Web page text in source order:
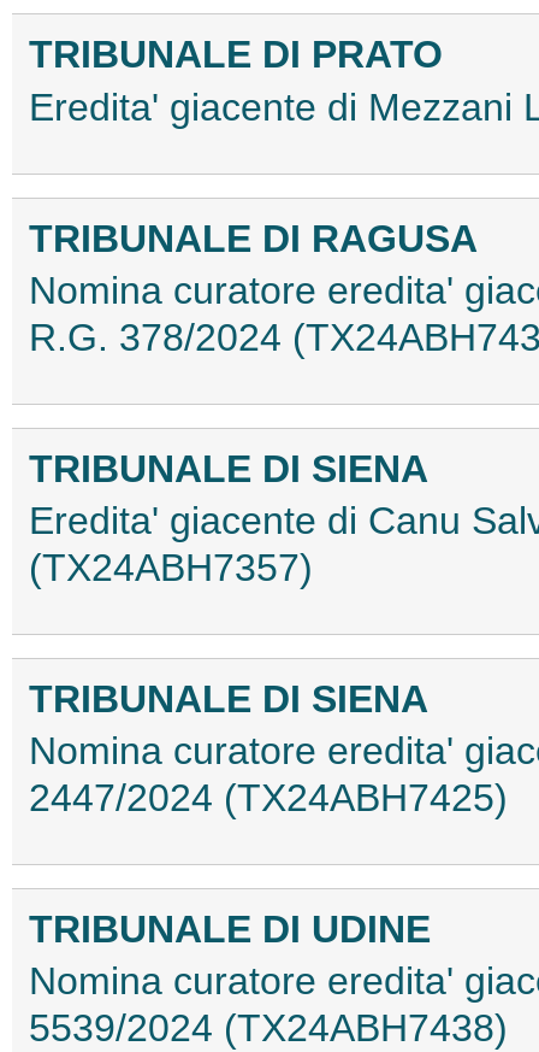
TRIBUNALE DI PRATO
Eredita' giacente di Mezzani
TRIBUNALE DI RAGUSA
Nomina curatore eredita'
R.G. 378/2024
TRIBUNALE DI SIENA
Eredita' giacente di Canu
(TX24ABH7357)
TRIBUNALE DI SIENA
Nomina curatore eredita'
2447/2024 (TX24ABH7425)
TRIBUNALE DI UDINE
Nomina curatore eredita'
5539/2024 (TX24ABH7438)